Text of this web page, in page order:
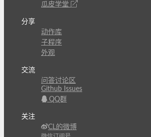
瓜皮学堂
分享
动作库
子程序
外观
交流
问答讨论区
Github Issues
QQ群
关注
CL的微博